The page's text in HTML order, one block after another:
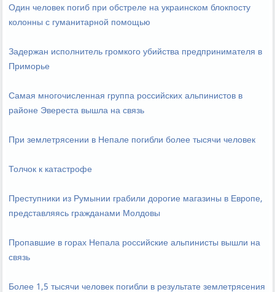
Один человек погиб при обстреле на украинском блокпосту
колонны с гуманитарной помощью
Задержан исполнитель громкого убийства предпринимателя в
Приморье
Самая многочисленная группа российских альпинистов в
районе Эвереста вышла на связь
При землетрясении в Непале погибли более тысячи человек
Толчок к катастрофе
Преступники из Румынии грабили дорогие магазины в Европе,
представляясь гражданами Молдовы
Пропавшие в горах Непала российские альпинисты вышли на
связь
Более 1,5 тысячи человек погибли в результате землетрясения